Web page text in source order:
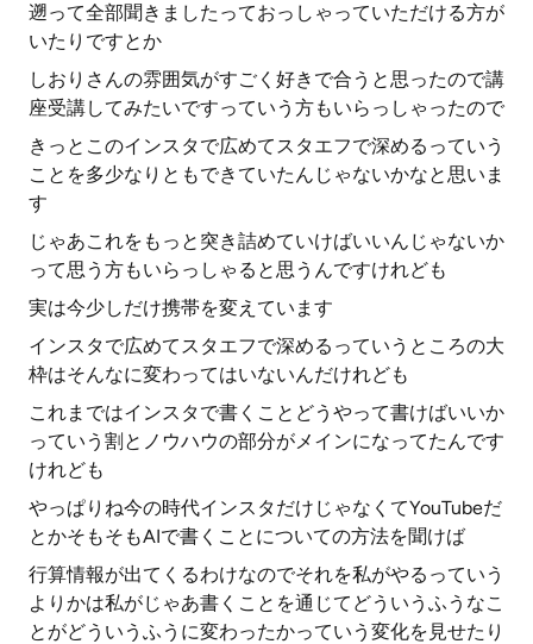
遡って全部聞きましたっておっしゃっていただける方が
いたりですとか
しおりさんの雰囲気がすごく好きで合うと思ったので講
座受講してみたいですっていう方もいらっしゃったので
きっとこのインスタで広めてスタエフで深めるっていう
ことを多少なりともできていたんじゃないかなと思いま
す
じゃあこれをもっと突き詰めていけばいいんじゃないか
って思う方もいらっしゃると思うんですけれども
実は今少しだけ携帯を変えています
インスタで広めてスタエフで深めるっていうところの大
枠はそんなに変わってはいないんだけれども
これまではインスタで書くことどうやって書けばいいか
っていう割とノウハウの部分がメインになってたんです
けれども
やっぱりね今の時代インスタだけじゃなくてYouTubeだ
とかそもそもAIで書くことについての方法を聞けば
行算情報が出てくるわけなのでそれを私がやるっていう
よりかは私がじゃあ書くことを通じてどういうふうなこ
とがどういうふうに変わったかっていう変化を見せたり